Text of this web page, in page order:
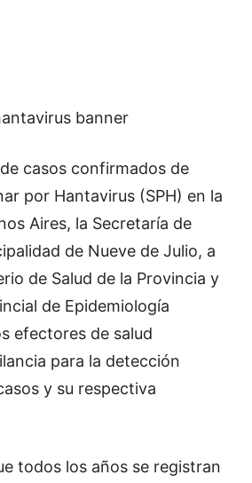
casos confirmados de
por Hantavirus (SPH) en la
Aires, la Secretaría de
de Nueve de Julio, a
de Salud de la Provincia y
de Epidemiología
efectores de salud
para la detección
y su respectiva
todos los años se registran